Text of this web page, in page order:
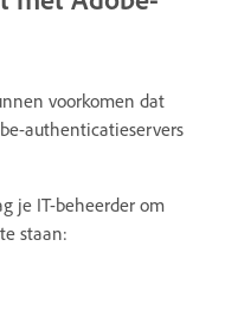
voorkomen dat
authenticatieservers
je IT-beheerder om
staan: